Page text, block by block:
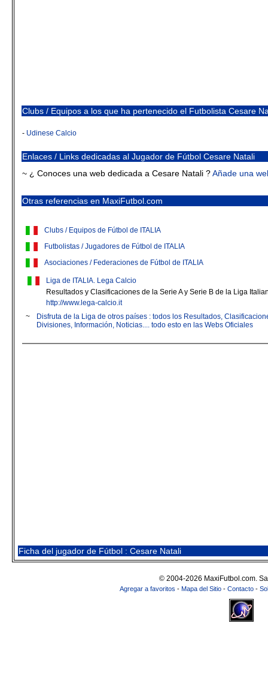
Clubs / Equipos a los que ha pertenecido el Futbolista Cesare
- Udinese Calcio
Enlaces / Links dedicadas al Jugador de Fútbol Cesare Natali
~ ¿ Conoces una web dedicada a Cesare Natali ?Añade una
Otras referencias en MaxiFutbol.com
Clubs / Equipos de Fútbol de ITALIA
Futbolistas / Jugadores de Fútbol de ITALIA
Asociaciones / Federaciones de Fútbol de ITALIA
Liga de ITALIA. Lega Calcio
Resultados y Clasificaciones de la Serie A y Serie B de la Liga
http://www.lega-calcio.it
~
Disfruta de la Liga de otros países : todos los Resultados,
Divisiones, Información, Noticias.... todo esto en las Webs Oficiales
Ficha del jugador de Fútbol : Cesare Natali
© 2004-2026 MaxiFutbol.com.
Agregar a favoritos - Mapa del Sitio - Contacto -